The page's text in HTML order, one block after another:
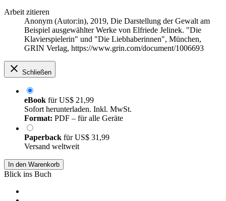
Arbeit zitieren
Anonym (Autor:in), 2019, Die Darstellung der Gewalt am
Beispiel ausgewählter Werke von Elfriede Jelinek. "Die
Klavierspielerin" und "Die Liebhaberinnen", München,
GRIN Verlag, https://www.grin.com/document/1006693
Schließen
eBook fürUS$ 21,99
Sofort herunterladen. Inkl. MwSt.
Format: PDF – für alle Geräte
Paperback fürUS$ 31,99
Versand weltweit
In den Warenkorb
Blick ins Buch